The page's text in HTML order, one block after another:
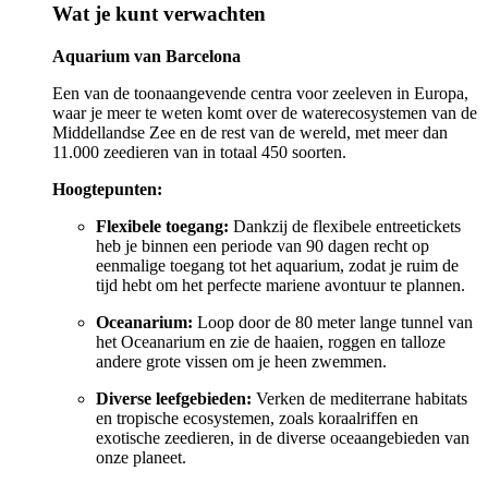
Wat je kunt verwachten
Aquarium van Barcelona
Een van de toonaangevende centra voor zeeleven in Europa,
waar je meer te weten komt over de waterecosystemen van de
Middellandse Zee en de rest van de wereld, met meer dan
11.000 zeedieren van in totaal 450 soorten.
Hoogtepunten:
Flexibele toegang: Dankzij de flexibele entreetickets
heb je binnen een periode van 90 dagen recht op
eenmalige toegang tot het aquarium, zodat je ruim de
tijd hebt om het perfecte mariene avontuur te plannen.
Oceanarium: Loop door de 80 meter lange tunnel van
het Oceanarium en zie de haaien, roggen en talloze
andere grote vissen om je heen zwemmen.
Diverse leefgebieden: Verken de mediterrane habitats
en tropische ecosystemen, zoals koraalriffen en
exotische zeedieren, in de diverse oceaangebieden van
onze planeet.